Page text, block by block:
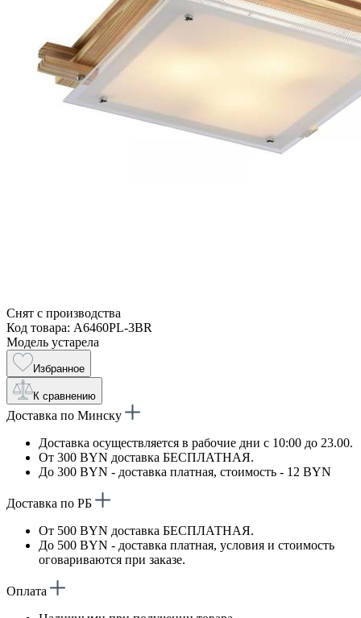
Снят с производства
Код товара: A6460PL-3BR
Модель устарела
Избранное
К сравнению
Доставка по Минску
Доставка осуществляется в рабочие дни с 10:00 до 23.00.
От 300 BYN доставка БЕСПЛАТНАЯ.
До 300 BYN - доставка платная, стоимость - 12 BYN
Доставка по РБ
От 500 BYN доставка БЕСПЛАТНАЯ.
До 500 BYN - доставка платная, условия и стоимость
оговариваются при заказе.
Оплата